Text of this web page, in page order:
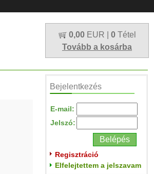
0,00 EUR | 0 Tétel
Tovább a kosárba
Bejelentkezés
E-mail:
Jelszó:
Regisztráció
Elfelejtettem a jelszavam